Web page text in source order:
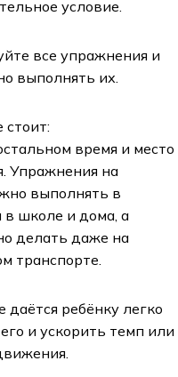
условие.
все упражнения и
выполнять их.
стоит:
время и место
Упражнения на
выполнять в
школе и дома, а
делать даже на
транспорте.
ребёнку легко
и ускорить темп или